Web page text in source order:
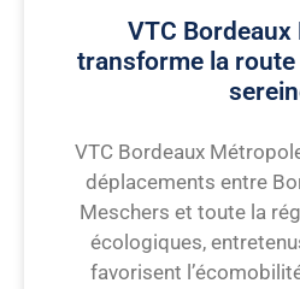
VTC
transforme la
VTC Bordeaux
déplacements entre
Meschers et toute la
écologiques,
favorisent